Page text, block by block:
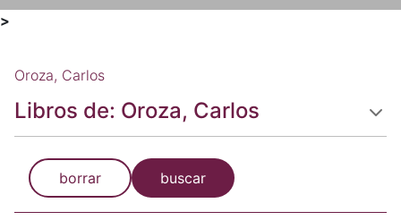
>
Oroza, Carlos
Libros de: Oroza, Carlos
borrar buscar